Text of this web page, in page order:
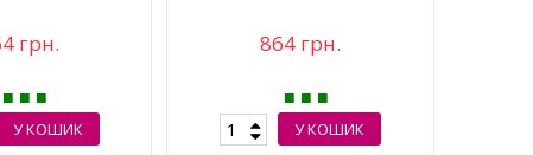
грн.
У КОШИК
864 грн.
У КОШИК